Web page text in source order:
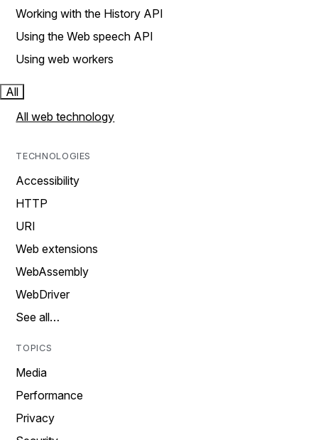
Working with the History API
Using the Web speech API
Using web workers
All
All web technology
TECHNOLOGIES
Accessibility
HTTP
URI
Web extensions
WebAssembly
WebDriver
See all…
TOPICS
Media
Performance
Privacy